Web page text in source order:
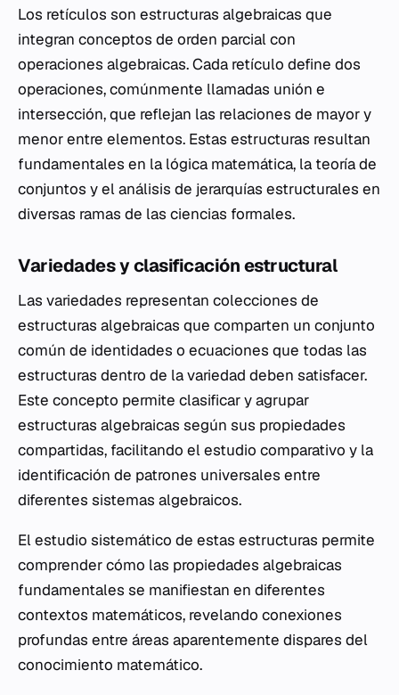
Los retículos son estructuras algebraicas que
integran conceptos de orden parcial con
operaciones algebraicas. Cada retículo define dos
operaciones, comúnmente llamadas unión e
intersección, que reflejan las relaciones de mayor y
menor entre elementos. Estas estructuras resultan
fundamentales en la lógica matemática, la teoría de
conjuntos y el análisis de jerarquías estructurales en
diversas ramas de las ciencias formales.
Variedades y clasificación estructural
Las variedades representan colecciones de
estructuras algebraicas que comparten un conjunto
común de identidades o ecuaciones que todas las
estructuras dentro de la variedad deben satisfacer.
Este concepto permite clasificar y agrupar
estructuras algebraicas según sus propiedades
compartidas, facilitando el estudio comparativo y la
identificación de patrones universales entre
diferentes sistemas algebraicos.
El estudio sistemático de estas estructuras permite
comprender cómo las propiedades algebraicas
fundamentales se manifiestan en diferentes
contextos matemáticos, revelando conexiones
profundas entre áreas aparentemente dispares del
conocimiento matemático.